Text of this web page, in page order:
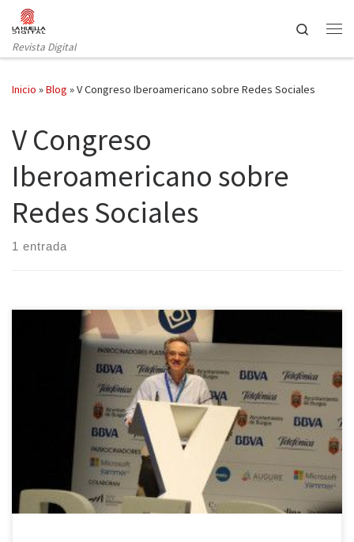
Saltar al contenido
Revista Digital
Search
Inicio »Blog »V Congreso Iberoamericano sobre Redes Sociales
V Congreso
Iberoamericano sobre
Redes Sociales
1 entrada
Los días 16 y 17 de abril la ciudad de Burgos acogió el V Congreso
Iberoamericano sobre Redes Sociales. La cita se dio en el Fórum
Evolución, por donde pasaron grandes profesionales de la
comunicación. Cuatrocientos congresistas, 60 ponentes, y más de
50 periodistas acreditados se dieron cita en la ciudad del […]